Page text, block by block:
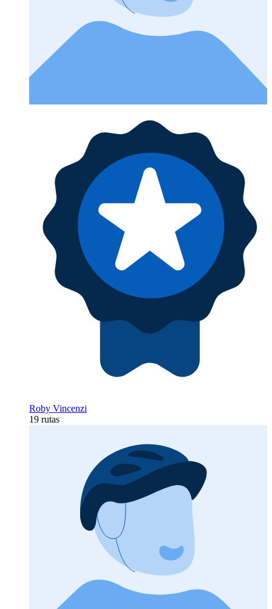
Roby Vincenzi
19 rutas